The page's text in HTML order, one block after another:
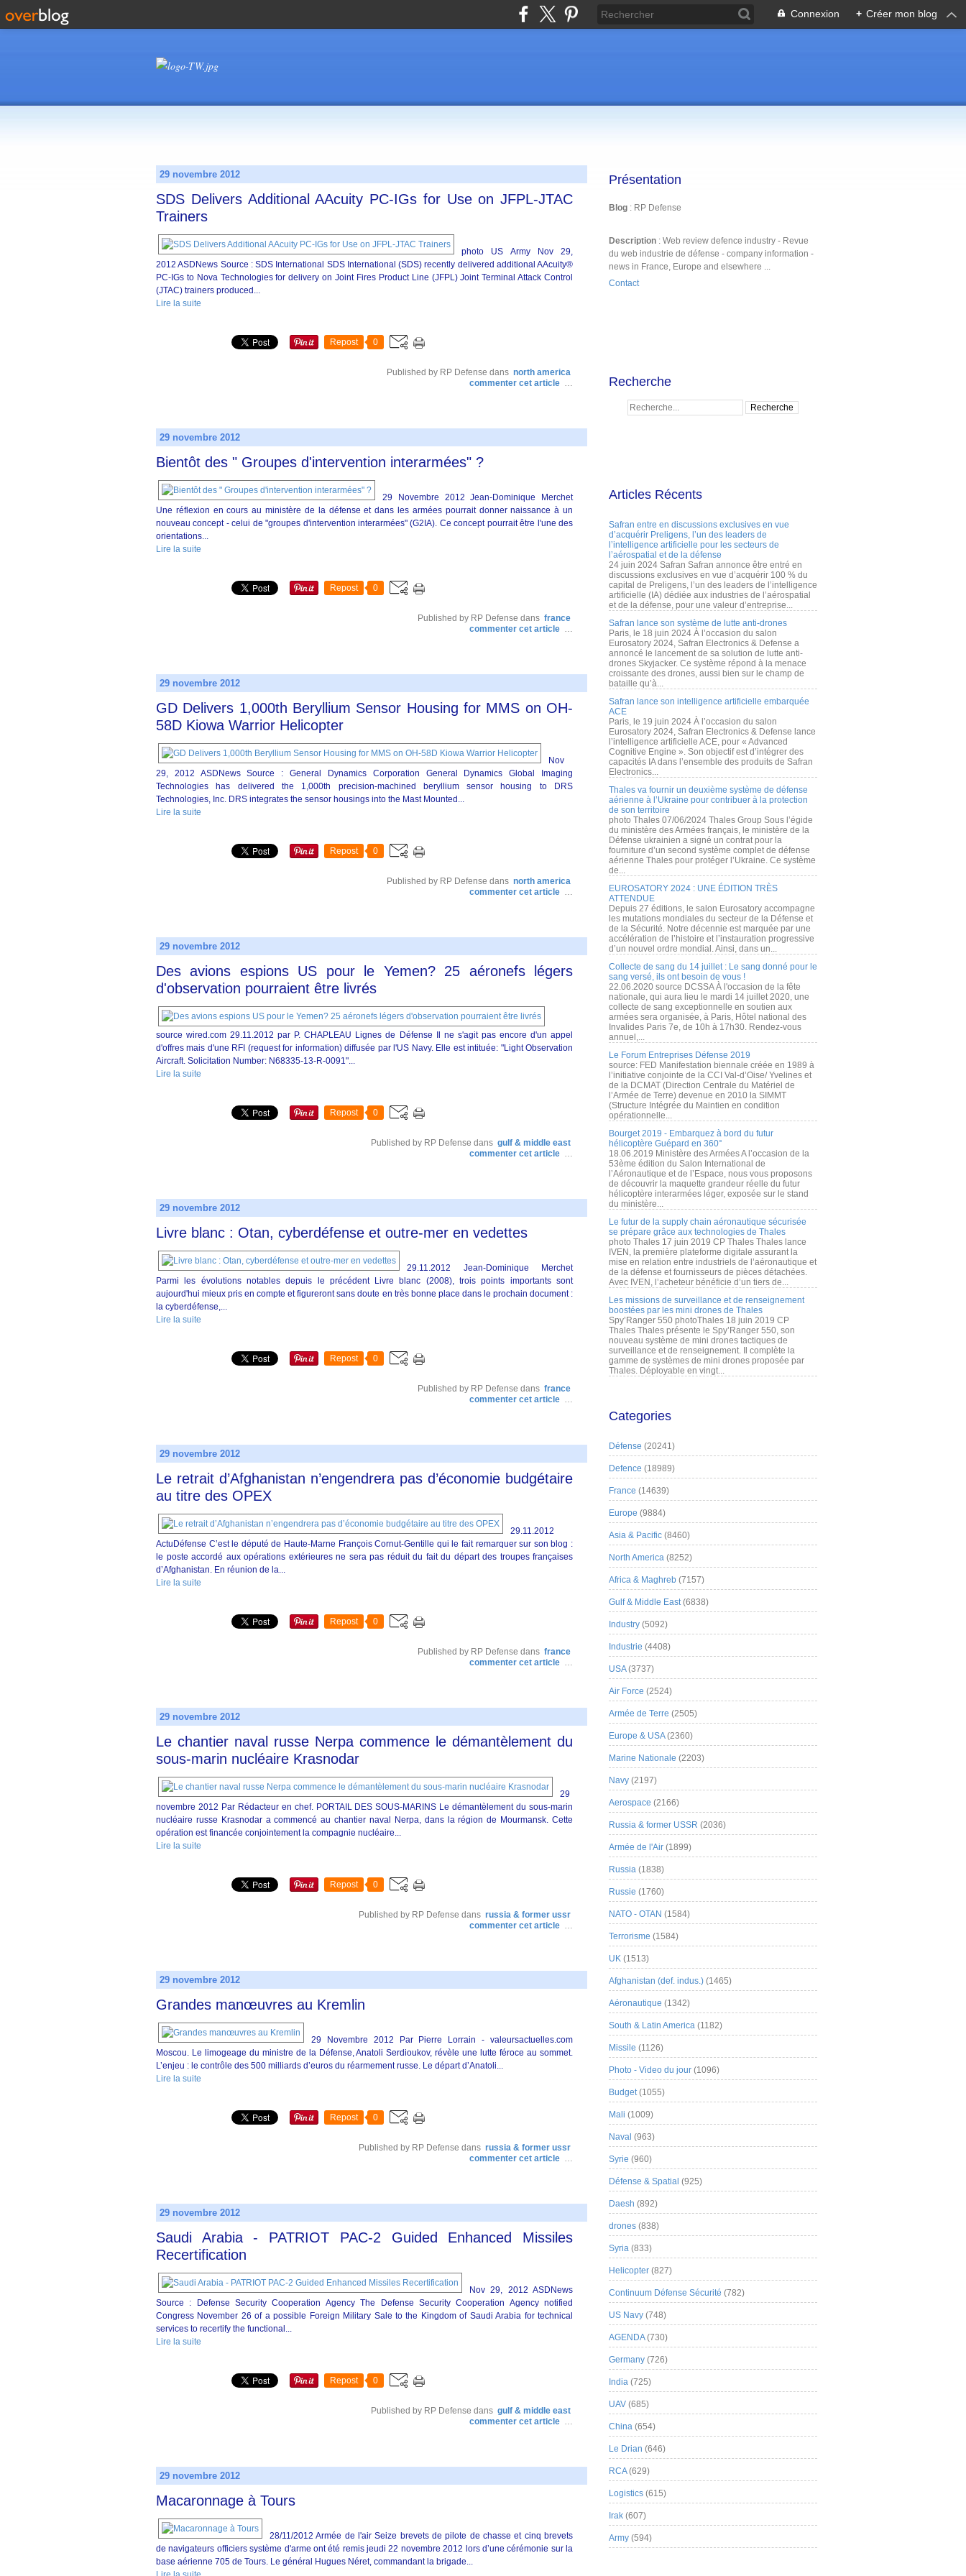
Connexion + Créer mon blog
29 novembre 2012
SDS Delivers Additional AAcuity PC-IGs for Use on JFPL-JTAC
Trainers
photo US Army Nov 29,
2012 ASDNews Source : SDS International SDS International (SDS) recently delivered additional AAcuity®
PC-IGs to Nova Technologies for delivery on Joint Fires Product Line (JFPL) Joint Terminal Attack Control
(JTAC) trainers produced...
Lire la suite
Repost 0
Published by RP Defense dans north america
commenter cet article …
29 novembre 2012
Bientôt des " Groupes d'intervention interarmées" ?
29 Novembre 2012 Jean-Dominique Merchet
Une réflexion en cours au ministère de la défense et dans les armées pourrait donner naissance à un
nouveau concept - celui de "groupes d'intervention interarmées" (G2IA). Ce concept pourrait être l'une des
orientations...
Lire la suite
Repost 0
Published by RP Defense dans france
commenter cet article …
29 novembre 2012
GD Delivers 1,000th Beryllium Sensor Housing for MMS on OH-
58D Kiowa Warrior Helicopter
Nov
29, 2012 ASDNews Source : General Dynamics Corporation General Dynamics Global Imaging
Technologies has delivered the 1,000th precision-machined beryllium sensor housing to DRS
Technologies, Inc. DRS integrates the sensor housings into the Mast Mounted...
Lire la suite
Repost 0
Published by RP Defense dans north america
commenter cet article …
29 novembre 2012
Des avions espions US pour le Yemen? 25 aéronefs légers
d'observation pourraient être livrés
source wired.com 29.11.2012 par P. CHAPLEAU Lignes de Défense Il ne s'agit pas encore d'un appel
d'offres mais d'une RFI (request for information) diffusée par l'US Navy. Elle est intituée: "Light Observation
Aircraft. Solicitation Number: N68335-13-R-0091"...
Lire la suite
Repost 0
Published by RP Defense dans gulf & middle east
commenter cet article …
29 novembre 2012
Livre blanc : Otan, cyberdéfense et outre-mer en vedettes
29.11.2012 Jean-Dominique Merchet
Parmi les évolutions notables depuis le précédent Livre blanc (2008), trois points importants sont
aujourd'hui mieux pris en compte et figureront sans doute en très bonne place dans le prochain document :
la cyberdéfense,...
Lire la suite
Repost 0
Published by RP Defense dans france
commenter cet article …
29 novembre 2012
Le retrait d’Afghanistan n’engendrera pas d’économie budgétaire
au titre des OPEX
29.11.2012
ActuDéfense C’est le député de Haute-Marne François Cornut-Gentille qui le fait remarquer sur son blog :
le poste accordé aux opérations extérieures ne sera pas réduit du fait du départ des troupes françaises
d’Afghanistan. En réunion de la...
Lire la suite
Repost 0
Published by RP Defense dans france
commenter cet article …
29 novembre 2012
Le chantier naval russe Nerpa commence le démantèlement du
sous-marin nucléaire Krasnodar
29
novembre 2012 Par Rédacteur en chef. PORTAIL DES SOUS-MARINS Le démantèlement du sous-marin
nucléaire russe Krasnodar a commencé au chantier naval Nerpa, dans la région de Mourmansk. Cette
opération est financée conjointement la compagnie nucléaire...
Lire la suite
Repost 0
Published by RP Defense dans russia & former ussr
commenter cet article …
29 novembre 2012
Grandes manœuvres au Kremlin
29 Novembre 2012 Par Pierre Lorrain - valeursactuelles.com
Moscou. Le limogeage du ministre de la Défense, Anatoli Serdioukov, révèle une lutte féroce au sommet.
L’enjeu : le contrôle des 500 milliards d’euros du réarmement russe. Le départ d’Anatoli...
Lire la suite
Repost 0
Published by RP Defense dans russia & former ussr
commenter cet article …
29 novembre 2012
Saudi Arabia - PATRIOT PAC-2 Guided Enhanced Missiles
Recertification
Nov 29, 2012 ASDNews
Source : Defense Security Cooperation Agency The Defense Security Cooperation Agency notified
Congress November 26 of a possible Foreign Military Sale to the Kingdom of Saudi Arabia for technical
services to recertify the functional...
Lire la suite
Repost 0
Published by RP Defense dans gulf & middle east
commenter cet article …
29 novembre 2012
Macaronnage à Tours
28/11/2012 Armée de l'air Seize brevets de pilote de chasse et cinq brevets
de navigateurs officiers système d'arme ont été remis jeudi 22 novembre 2012 lors d’une cérémonie sur la
base aérienne 705 de Tours. Le général Hugues Néret, commandant la brigade...
Présentation
Blog : RP Defense
Description : Web review defence industry - Revue
du web industrie de défense - company information -
news in France, Europe and elsewhere ...
Contact
Recherche
Articles Récents
Safran entre en discussions exclusives en vue
d’acquérir Preligens, l’un des leaders de
l’intelligence artificielle pour les secteurs de
l’aérospatial et de la défense
24 juin 2024 Safran Safran annonce être entré en
discussions exclusives en vue d’acquérir 100 % du
capital de Preligens, l’un des leaders de l’intelligence
artificielle (IA) dédiée aux industries de l’aérospatial
et de la défense, pour une valeur d’entreprise...
Safran lance son système de lutte anti-drones
Paris, le 18 juin 2024 À l’occasion du salon
Eurosatory 2024, Safran Electronics & Defense a
annoncé le lancement de sa solution de lutte anti-
drones Skyjacker. Ce système répond à la menace
croissante des drones, aussi bien sur le champ de
bataille qu’à...
Safran lance son intelligence artificielle embarquée
ACE
Paris, le 19 juin 2024 À l’occasion du salon
Eurosatory 2024, Safran Electronics & Defense lance
l’intelligence artificielle ACE, pour « Advanced
Cognitive Engine ». Son objectif est d’intégrer des
capacités IA dans l’ensemble des produits de Safran
Electronics...
Thales va fournir un deuxième système de défense
aérienne à l’Ukraine pour contribuer à la protection
de son territoire
photo Thales 07/06/2024 Thales Group Sous l’égide
du ministère des Armées français, le ministère de la
Défense ukrainien a signé un contrat pour la
fourniture d’un second système complet de défense
aérienne Thales pour protéger l’Ukraine. Ce système
de...
EUROSATORY 2024 : UNE ÉDITION TRÈS
ATTENDUE
Depuis 27 éditions, le salon Eurosatory accompagne
les mutations mondiales du secteur de la Défense et
de la Sécurité. Notre décennie est marquée par une
accélération de l’histoire et l’instauration progressive
d’un nouvel ordre mondial. Ainsi, dans un...
Collecte de sang du 14 juillet : Le sang donné pour le
sang versé, ils ont besoin de vous !
22.06.2020 source DCSSA À l'occasion de la fête
nationale, qui aura lieu le mardi 14 juillet 2020, une
collecte de sang exceptionnelle en soutien aux
armées sera organisée, à Paris, Hôtel national des
Invalides Paris 7e, de 10h à 17h30. Rendez-vous
annuel,...
Le Forum Entreprises Défense 2019
source: FED Manifestation biennale créée en 1989 à
l’initiative conjointe de la CCI Val-d’Oise/ Yvelines et
de la DCMAT (Direction Centrale du Matériel de
l’Armée de Terre) devenue en 2010 la SIMMT
(Structure Intégrée du Maintien en condition
opérationnelle...
Bourget 2019 - Embarquez à bord du futur
hélicoptère Guépard en 360°
18.06.2019 Ministère des Armées A l’occasion de la
53ème édition du Salon International de
l’Aéronautique et de l’Espace, nous vous proposons
de découvrir la maquette grandeur réelle du futur
hélicoptère interarmées léger, exposée sur le stand
du ministère...
Le futur de la supply chain aéronautique sécurisée
se prépare grâce aux technologies de Thales
photo Thales 17 juin 2019 CP Thales Thales lance
IVEN, la première plateforme digitale assurant la
mise en relation entre industriels de l’aéronautique et
de la défense et fournisseurs de pièces détachées.
Avec IVEN, l’acheteur bénéficie d’un tiers de...
Les missions de surveillance et de renseignement
boostées par les mini drones de Thales
Spy’Ranger 550 photoThales 18 juin 2019 CP
Thales Thales présente le Spy’Ranger 550, son
nouveau système de mini drones tactiques de
surveillance et de renseignement. Il complète la
gamme de systèmes de mini drones proposée par
Thales. Déployable en vingt...
Categories
Défense (20241)
Defence (18989)
France (14639)
Europe (9884)
Asia & Pacific (8460)
North America (8252)
Africa & Maghreb (7157)
Gulf & Middle East(6838)
Industry (5092)
Industrie (4408)
USA(3737)
Air Force (2524)
Armée de Terre (2505)
Europe & USA(2360)
Marine Nationale (2203)
Navy (2197)
Aerospace (2166)
Russia & former USSR (2036)
Armée de l'Air (1899)
Russia (1838)
Russie (1760)
NATO - OTAN (1584)
Terrorisme (1584)
UK (1513)
Afghanistan (def. indus.) (1465)
Aéronautique (1342)
South & Latin America (1182)
Missile (1126)
Photo - Video du jour (1096)
Budget(1055)
Mali (1009)
Naval (963)
Syrie (960)
Défense & Spatial (925)
Daesh (892)
drones (838)
Syria (833)
Helicopter (827)
Continuum Défense Sécurité (782)
US Navy (748)
AGENDA(730)
Germany (726)
India (725)
UAV (685)
China (654)
Le Drian (646)
RCA(629)
Logistics (615)
Irak (607)
Army (594)